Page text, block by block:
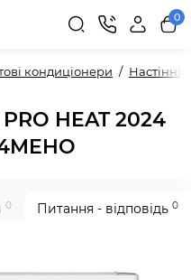
0
кондиціонери Настінні
HEAT 2024
0 Питання - відповідь 0